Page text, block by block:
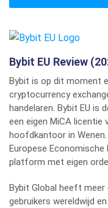
Bybit EU Review
Bybit is op dit moment
cryptocurrency
handelaren. Bybit EU is
een eigen MiCA licentie
hoofdkantoor in
Europese Economische
platform met eigen
Bybit Global heeft meer
gebruikers wereldwijd